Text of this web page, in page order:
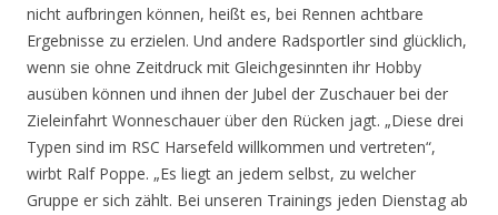
nicht aufbringen können, heißt es, bei Rennen achtbare
Ergebnisse zu erzielen. Und andere Radsportler sind glücklich,
wenn sie ohne Zeitdruck mit Gleichgesinnten ihr Hobby
ausüben können und ihnen der Jubel der Zuschauer bei der
Zieleinfahrt Wonneschauer über den Rücken jagt. „Diese drei
Typen sind im RSC Harsefeld willkommen und vertreten“,
wirbt Ralf Poppe. „Es liegt an jedem selbst, zu welcher
Gruppe er sich zählt. Bei unseren Trainings jeden Dienstag ab